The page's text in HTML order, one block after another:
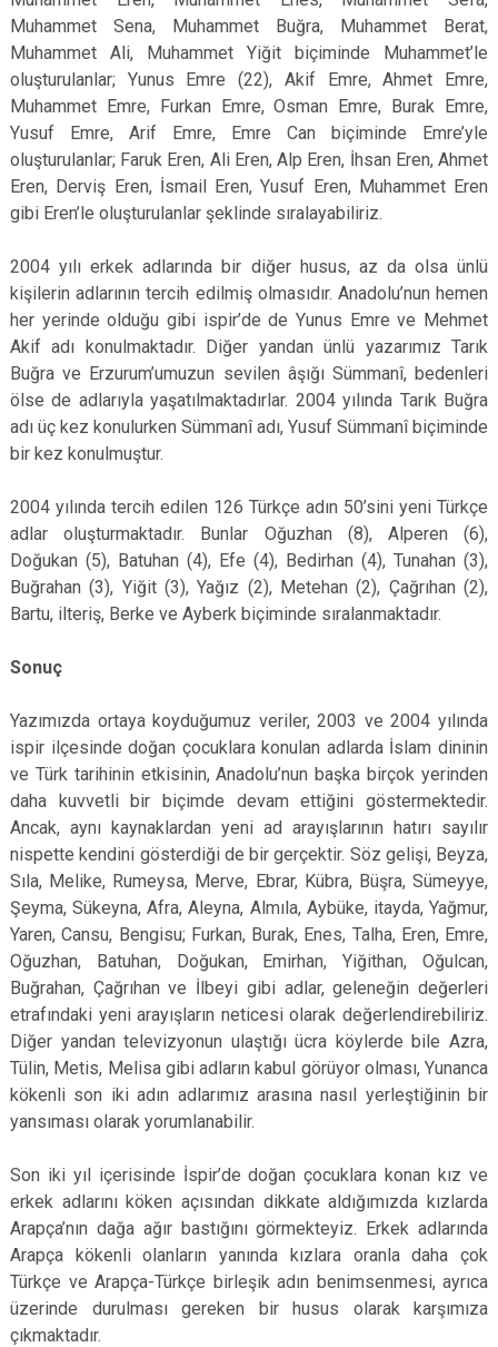
Muhammet Sena, Muhammet Buğra, Muhammet Berat,
Muhammet Ali, Muhammet Yiğit biçiminde Muhammet’le
oluşturulanlar; Yunus Emre (22), Akif Emre, Ahmet Emre,
Muhammet Emre, Furkan Emre, Osman Emre, Burak Emre,
Yusuf Emre, Arif Emre, Emre Can biçiminde Emre’yle
oluşturulanlar; Faruk Eren, Ali Eren, Alp Eren, İhsan Eren, Ahmet
Eren, Derviş Eren, İsmail Eren, Yusuf Eren, Muhammet Eren
gibi Eren’le oluşturulanlar şeklinde sıralayabiliriz.
2004 yılı erkek adlarında bir diğer husus, az da olsa ünlü
kişilerin adlarının tercih edilmiş olmasıdır. Anadolu’nun hemen
her yerinde olduğu gibi ispir’de de Yunus Emre ve Mehmet
Akif adı konulmaktadır. Diğer yandan ünlü yazarımız Tarık
Buğra ve Erzurum’umuzun sevilen âşığı Sümmanî, bedenleri
ölse de adlarıyla yaşatılmaktadırlar. 2004 yılında Tarık Buğra
adı üç kez konulurken Sümmanî adı, Yusuf Sümmanî biçiminde
bir kez konulmuştur.
2004 yılında tercih edilen 126 Türkçe adın 50’sini yeni Türkçe
adlar oluşturmaktadır. Bunlar Oğuzhan (8), Alperen (6),
Doğukan (5), Batuhan (4), Efe (4), Bedirhan (4), Tunahan (3),
Buğrahan (3), Yiğit (3), Yağız (2), Metehan (2), Çağrıhan (2),
Bartu, ilteriş, Berke ve Ayberk biçiminde sıralanmaktadır.
Sonuç
Yazımızda ortaya koyduğumuz veriler, 2003 ve 2004 yılında
ispir ilçesinde doğan çocuklara konulan adlarda İslam dininin
ve Türk tarihinin etkisinin, Anadolu’nun başka birçok yerinden
daha kuvvetli bir biçimde devam ettiğini göstermektedir.
Ancak, aynı kaynaklardan yeni ad arayışlarının hatırı sayılır
nispette kendini gösterdiği de bir gerçektir. Söz gelişi, Beyza,
Sıla, Melike, Rumeysa, Merve, Ebrar, Kübra, Büşra, Sümeyye,
Şeyma, Sükeyna, Afra, Aleyna, Almıla, Aybüke, itayda, Yağmur,
Yaren, Cansu, Bengisu; Furkan, Burak, Enes, Talha, Eren, Emre,
Oğuzhan, Batuhan, Doğukan, Emirhan, Yiğithan, Oğulcan,
Buğrahan, Çağrıhan ve İlbeyi gibi adlar, geleneğin değerleri
etrafındaki yeni arayışların neticesi olarak değerlendirebiliriz.
Diğer yandan televizyonun ulaştığı ücra köylerde bile Azra,
Tülin, Metis, Melisa gibi adların kabul görüyor olması, Yunanca
kökenli son iki adın adlarımız arasına nasıl yerleştiğinin bir
yansıması olarak yorumlanabilir.
Son iki yıl içerisinde İspir’de doğan çocuklara konan kız ve
erkek adlarını köken açısından dikkate aldığımızda kızlarda
Arapça’nın dağa ağır bastığını görmekteyiz. Erkek adlarında
Arapça kökenli olanların yanında kızlara oranla daha çok
Türkçe ve Arapça-Türkçe birleşik adın benimsenmesi, ayrıca
üzerinde durulması gereken bir husus olarak karşımıza
çıkmaktadır.